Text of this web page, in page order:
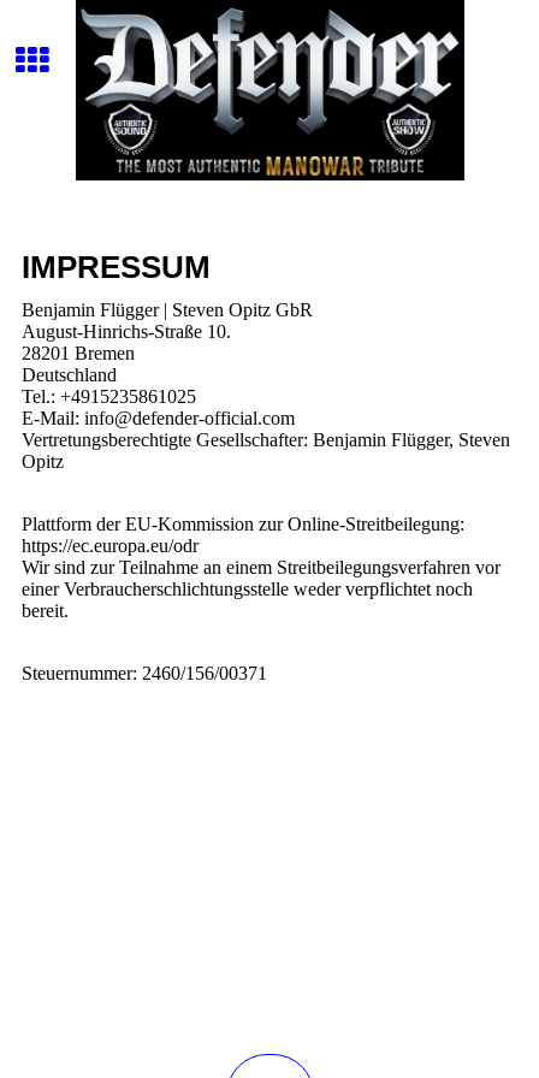
IMPRESSUM
Benjamin Flügger | Steven Opitz GbR
August-Hinrichs-Straße 10.
28201 Bremen
Deutschland
Tel.: +4915235861025
E-Mail: info@defender-official.com
Vertretungsberechtigte Gesellschafter: Benjamin Flügger, Steven
Opitz
Plattform der EU-Kommission zur Online-Streitbeilegung:
https://ec.europa.eu/odr
Wir sind zur Teilnahme an einem Streitbeilegungsverfahren vor
einer Verbraucherschlichtungsstelle weder verpflichtet noch
bereit.
Steuernummer: 2460/156/00371